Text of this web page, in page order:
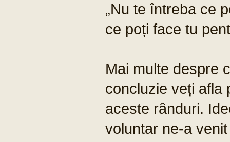
„Nu te întreba ce
ce poți face tu
Mai multe despre
concluzie veți afla
aceste rânduri.
voluntar ne-a